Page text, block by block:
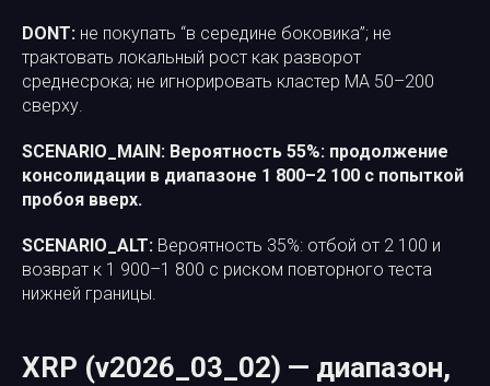
DONT: не покупать “в середине боковика”; не
трактовать локальный рост как разворот
среднесрока; не игнорировать кластер MA 50–200
сверху.
SCENARIO_MAIN: Вероятность 55%: продолжение
консолидации в диапазоне 1 800–2 100 с попыткой
пробоя вверх.
SCENARIO_ALT: Вероятность 35%: отбой от 2 100 и
возврат к 1 900–1 800 с риском повторного теста
нижней границы.
XRP (v2026_03_02) — диапазон,